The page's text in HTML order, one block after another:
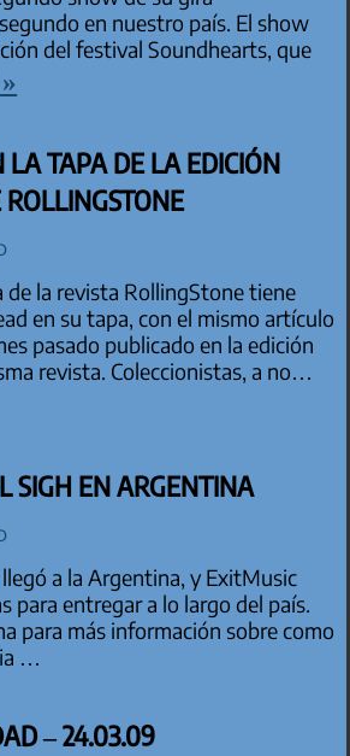
en nuestro país. El show
del festival Soundhearts, que
TAPA DE LA EDICIÓN
de la revista RollingStone tiene
en su tapa, con el mismo artículo
pasado publicado en la edición
revista. Coleccionistas, a no…
SIGH EN ARGENTINA
a la Argentina, y ExitMusic
para entregar a lo largo del país.
para más información sobre como
…
– 24.03.09